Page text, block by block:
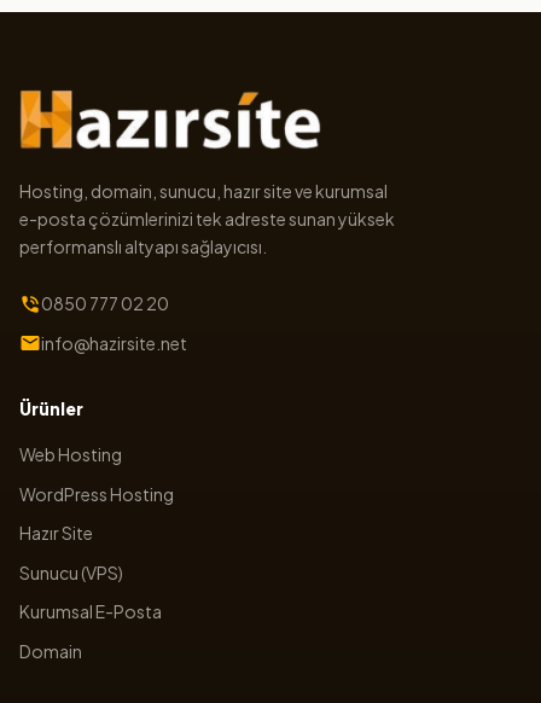
Hosting, domain, sunucu, hazır site ve kurumsal
e-posta çözümlerinizi tek adreste sunan yüksek
performanslı altyapı sağlayıcısı.
0850 777 02 20
info@hazirsite.net
Ürünler
Web Hosting
WordPress Hosting
Hazır Site
Sunucu (VPS)
Kurumsal E-Posta
Domain